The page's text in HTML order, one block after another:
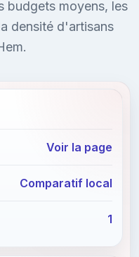
budgets moyens, les
densité d'artisans
Voir la page
Comparatif local
1